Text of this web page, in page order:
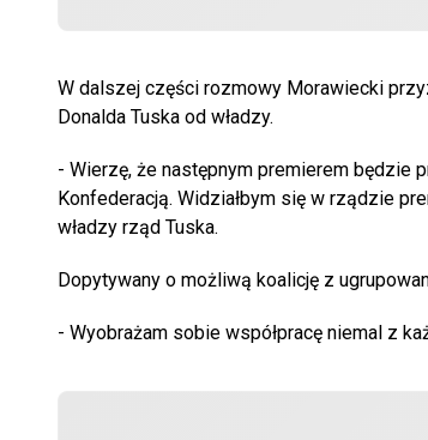
W dalszej części rozmowy Morawiecki
Donalda Tuska od władzy.
- Wierzę, że następnym premierem będzie
Konfederacją. Widziałbym się w rządzie
władzy rząd Tuska.
Dopytywany o możliwą koalicję z
- Wyobrażam sobie współpracę niemal z